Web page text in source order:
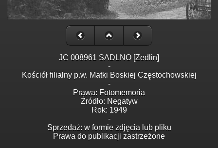
JC 008961 SADLNO [Zedlin]
-
Kościół filialny p.w. Matki Boskiej Częstochowskiej
-
Prawa: Fotomemoria
Źródło: Negatyw
Rok: 1949
-
Sprzedaż: w formie zdjęcia lub pliku
Prawa do publikacji zastrzeżone